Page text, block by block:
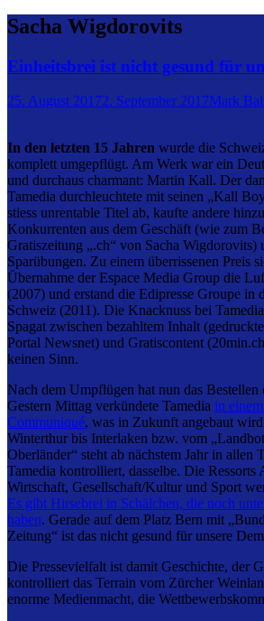
Sacha Wigdorovits
Einheitsbrei ist nicht gesund für
25. August 20172. September 2017Mark
In den letzten 15 Jahren wurde die
komplett umgepflügt. Am Werk war ein
und durchaus charmant: Martin Kall. Der
Tamedia durchleuchtete mit seinen „Kall
stiess unrentable Titel ab, kaufte andere
Konkurrenten aus dem Geschäft (wie zum
Gratiszeitung „.ch“ von Sacha Wigdorovits)
Sparübungen. Zu einem überrissenen Preis
Übernahme der Espace Media Group die
(2007) und erstand die Edipresse Groupe in
Schweiz (2011). Die Knacknuss bei
Spagat zwischen bezahltem Inhalt
Portal Newsnet) und Gratiscontent
keinen Sinn.
Nach dem Umpflügen hat nun das Bestellen
Gestern Mittag verkündete Tamedia in
Communiqué, was in Zukunft angebaut
Winterthur bis Interlaken bzw. vom
Oberländer“ steht ab nächstem Jahr in allen
Tamedia kontrolliert, dasselbe. Die Ressorts
Wirtschaft, Gesellschaft/Kultur und Sport
Es gibt Hirsebrei in Schälchen, die noch
haben. Gerade auf dem Platz Bern mit
Zeitung“ ist das nicht gesund für unsere
Die Pressevielfalt ist damit Geschichte, der
kontrolliert das Terrain vom Zürcher
enorme Medienmacht, die